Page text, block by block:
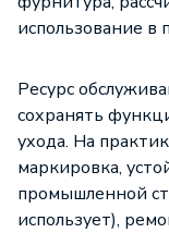
использование в
Ресурс
сохранять
ухода. На
маркировка,
промышленной
использует),